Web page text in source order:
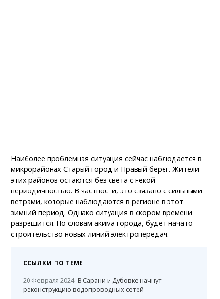
Наиболее проблемная ситуация сейчас наблюдается в
микрорайонах Старый город и Правый берег. Жители
этих районов остаются без света с некой
периодичностью. В частности, это связано с сильными
ветрами, которые наблюдаются в регионе в этот
зимний период. Однако ситуация в скором времени
разрешится. По словам акима города, будет начато
строительство новых линий электропередач.
ССЫЛКИ ПО ТЕМЕ
20 Февраля 2024 В Сарани и Дубовке начнут
реконструкцию водопроводных сетей